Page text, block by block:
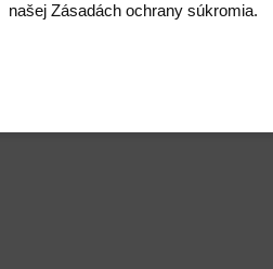
našej Zásadách ochrany súkromia.